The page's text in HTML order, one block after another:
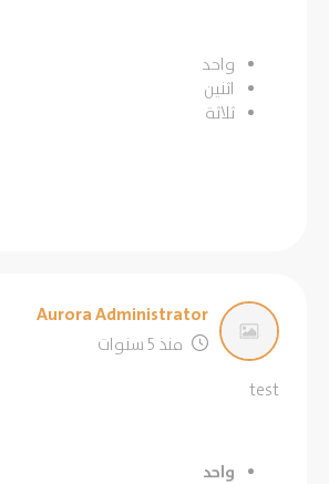
واحد
اثنين
ثلاثة
Aurora Administrator
منذ 5 سنوات
test
واحد